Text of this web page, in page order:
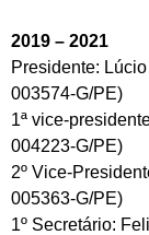
2019 – 2021
Presidente:
003574-G/PE)
1ª vice-
004223-G/PE)
2º Vice-
005363-G/PE)
1º Secretário: